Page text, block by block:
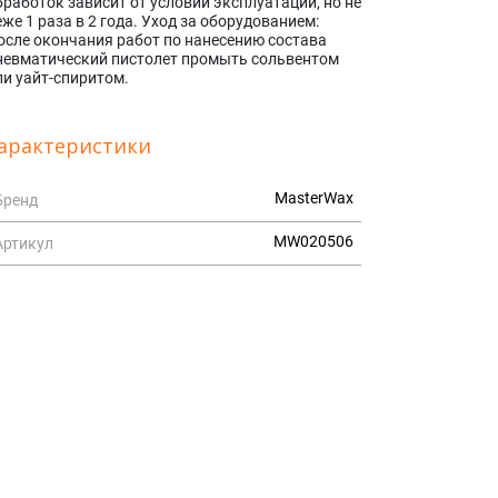
1 раза в 2 года. Уход за оборудованием:
окончания работ по нанесению состава
пистолет промыть сольвентом
уайт-спиритом.
MasterWax
MW020506